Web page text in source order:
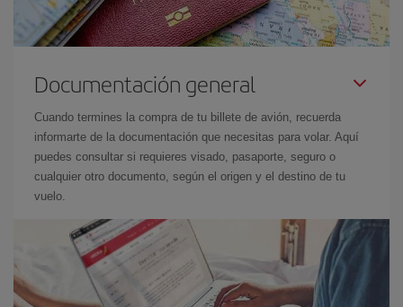
Documentación general
Cuando termines la compra de tu billete de avión, recuerda
informarte de la documentación que necesitas para volar. Aquí
puedes consultar si requieres visado, pasaporte, seguro o
cualquier otro documento, según el origen y el destino de tu
vuelo.